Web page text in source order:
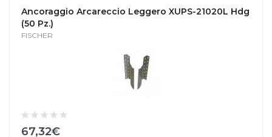
Ancoraggio Arcareccio Leggero XUPS-21020L Hdg
(50 Pz.)
FISCHER
67,32€